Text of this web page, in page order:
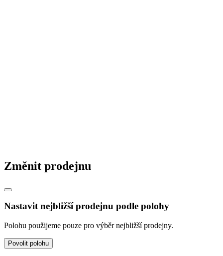
Změnit prodejnu
Nastavit nejbližší prodejnu podle polohy
Polohu použijeme pouze pro výběr nejbližší prodejny.
Povolit polohu